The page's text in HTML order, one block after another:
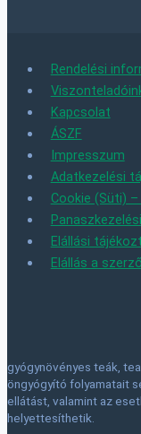
Rendelési
Kapcsolat
ÁSZF
Impresszum
Adatkezelési
Cookie (Süti)
Elállási
Elállás a
gyógynövényes teák,
öngyógyító folyamatait
ellátást, valamint az
helyettesíthetik.